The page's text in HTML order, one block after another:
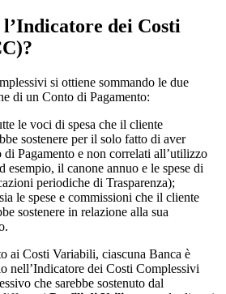
l’Indicatore dei Costi
si ottiene sommando le due
di un Conto di Pagamento:
le voci di spesa che il cliente
sostenere per il solo fatto di aver
Pagamento e non correlati all’utilizzo
esempio, il canone annuo e le spese di
periodiche di Trasparenza);
le spese e commissioni che il cliente
sostenere in relazione alla sua
ai Costi Variabili, ciascuna Banca è
nell’Indicatore dei Costi Complessivi
che sarebbe sostenuto dal